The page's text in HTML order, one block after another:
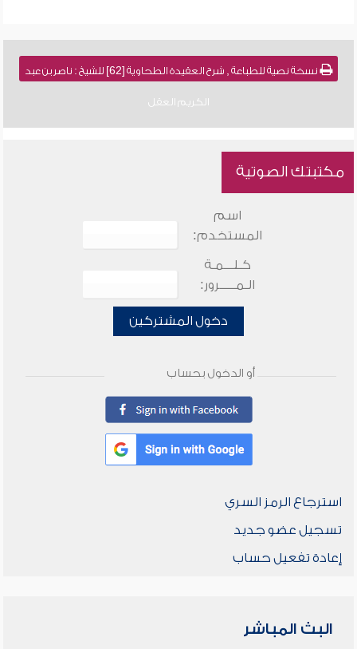
نسخة نصية للطباعة , شرح العقيدة الطحاوية [62] للشيخ : ناصر بن عبد
الكريم العقل
مكتبتك الصوتية
اسم
المستخدم:
كـلـــمـة
الـمـــــرور:
دخول المشتركين
أو الدخول بحساب
استرجاع الرمز السري
تسجيل عضو جديد
إعادة تفعيل حساب
البث المباشر